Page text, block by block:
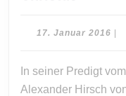
Voller
17. Januar 2016 17.
In seiner Predigt
Alexander Hirsch